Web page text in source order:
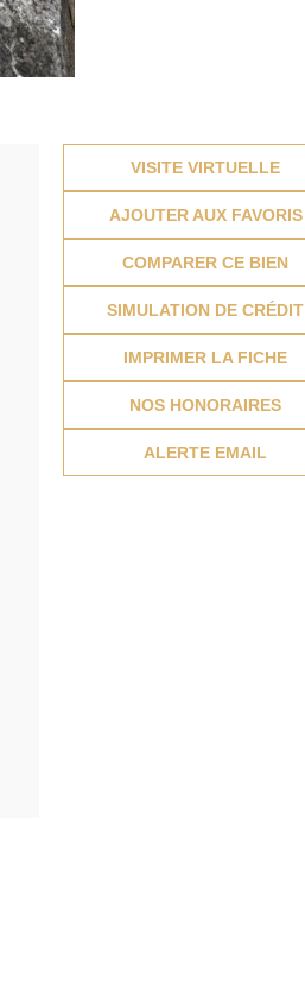
VISITE VIRTUELLE
AJOUTER AUX FAVORIS
COMPARER CE BIEN
SIMULATION DE CRÉDIT
IMPRIMER LA FICHE
NOS HONORAIRES
ALERTE EMAIL